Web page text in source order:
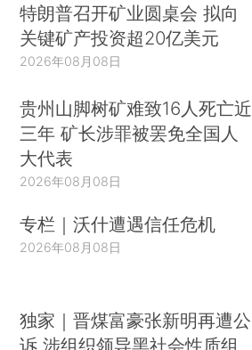
特朗普召开矿业圆桌会 拟向
关键矿产投资超20亿美元
2026年08月08日
贵州山脚树矿难致16人死亡近
三年 矿长涉罪被罢免全国人
大代表
2026年08月08日
专栏｜沃什遭遇信任危机
2026年08月08日
独家｜晋煤富豪张新明再遭公
诉 涉组织领导黑社会性质组